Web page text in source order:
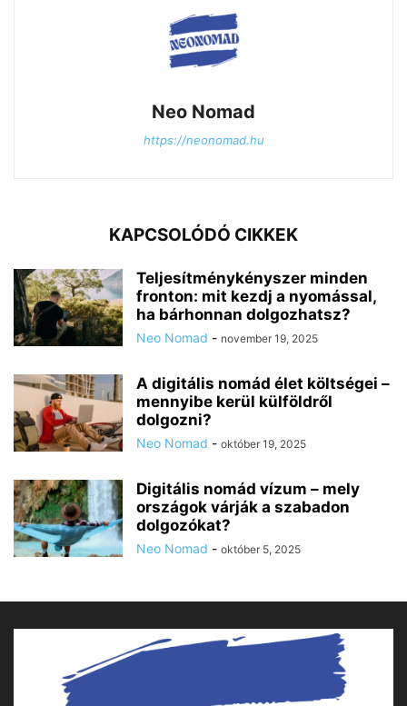
Neo Nomad
https://neonomad.hu
KAPCSOLÓDÓ CIKKEK
Teljesítménykényszer minden
fronton: mit kezdj a nyomással,
ha bárhonnan dolgozhatsz?
Neo Nomad - november 19, 2025
A digitális nomád élet költségei –
mennyibe kerül külföldről
dolgozni?
Neo Nomad - október 19, 2025
Digitális nomád vízum – mely
országok várják a szabadon
dolgozókat?
Neo Nomad - október 5, 2025